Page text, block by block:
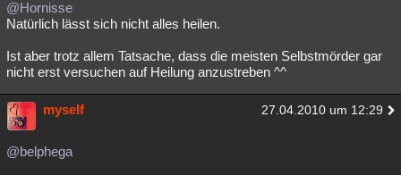
@Hornisse
Natürlich lässt sich nicht alles heilen.
Ist aber trotz allem Tatsache, dass die meisten Selbstmörder gar
nicht erst versuchen auf Heilung anzustreben ^^
myself 27.04.2010 um 12:29
@belphega